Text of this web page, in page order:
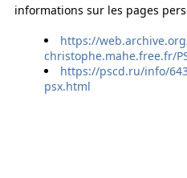
informations sur les pages
https://
christophe.mahe.free.fr/
https://pscd.ru/info/
psx.html